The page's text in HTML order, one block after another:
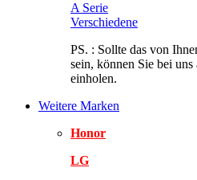
A Serie
Verschiedene
PS. : Sollte das von
sein, können Sie bei
einholen.
Weitere Marken
Honor
LG